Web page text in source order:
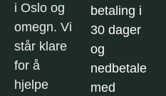
i Oslo og
omegn. Vi
står klare
for å
hjelpe
betaling i
30 dager
og
nedbetale
med